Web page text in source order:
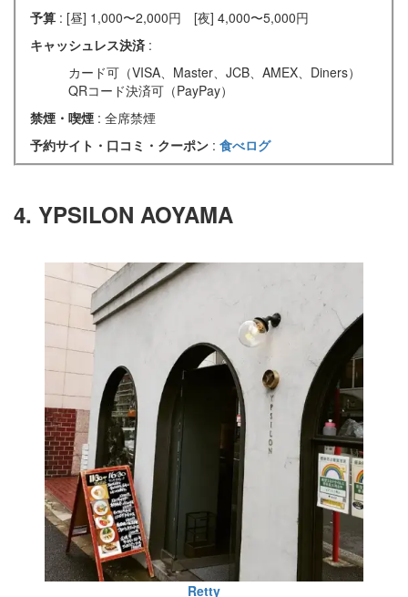
予算 : [昼] 1,000〜2,000円 [夜] 4,000〜5,000円
キャッシュレス決済 :
カード可（VISA、Master、JCB、AMEX、Diners）
QRコード決済可（PayPay）
禁煙・喫煙 : 全席禁煙
予約サイト・口コミ・クーポン : 食べログ
4. YPSILON AOYAMA
Retty